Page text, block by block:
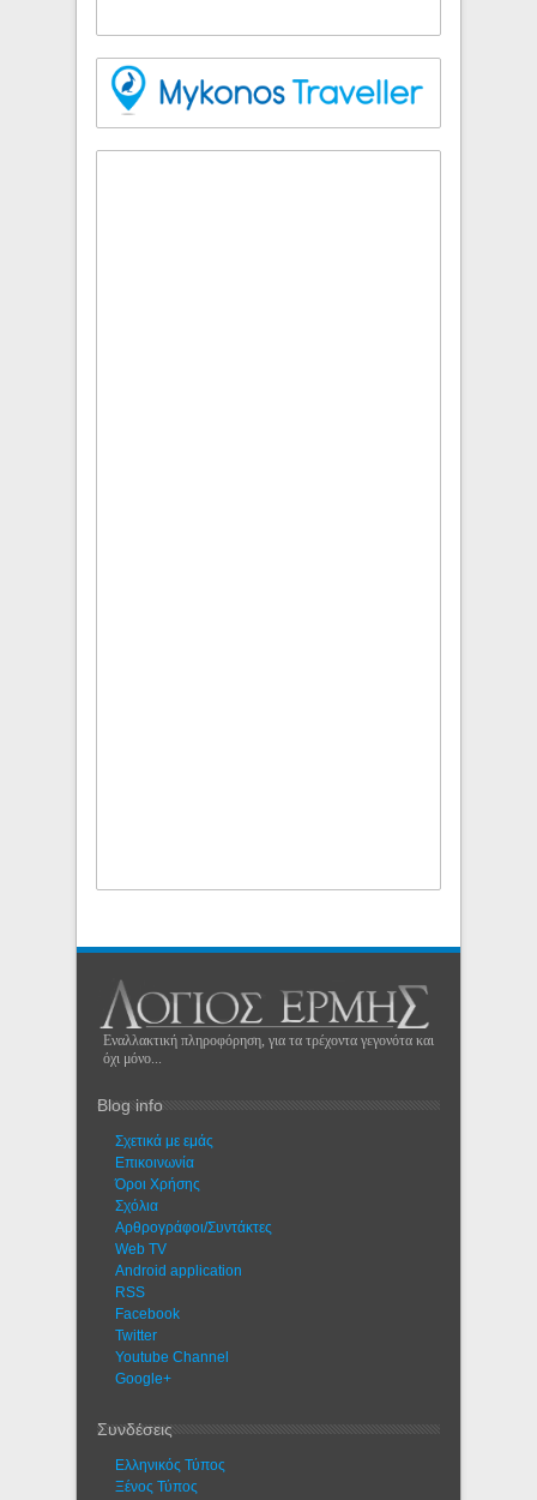
Εναλλακτική πληροφόρηση, για τα τρέχοντα γεγονότα και
όχι μόνο...
Blog info
Σχετικά με εμάς
Eπικοινωνία
Όροι Χρήσης
Σχόλια
Αρθρογράφοι/Συντάκτες
Web TV
Android application
RSS
Facebook
Twitter
Youtube Channel
Google+
Συνδέσεις
Ελληνικός Τύπος
Ξένος Τύπος